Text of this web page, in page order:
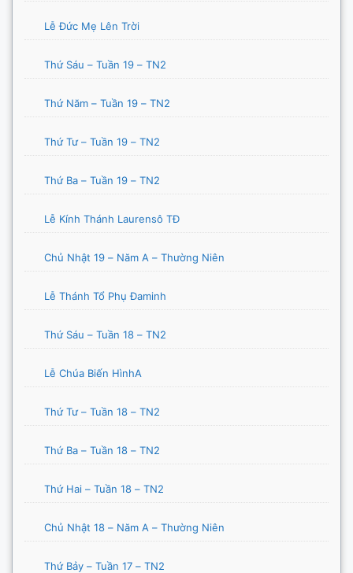
Lễ Đức Mẹ Lên Trời
Thứ Sáu – Tuần 19 – TN2
Thứ Năm – Tuần 19 – TN2
Thứ Tư – Tuần 19 – TN2
Thứ Ba – Tuần 19 – TN2
Lễ Kính Thánh Laurensô TĐ
Chủ Nhật 19 – Năm A – Thường Niên
Lễ Thánh Tổ Phụ Đaminh
Thứ Sáu – Tuần 18 – TN2
Lễ Chúa Biến HìnhA
Thứ Tư – Tuần 18 – TN2
Thứ Ba – Tuần 18 – TN2
Thứ Hai – Tuần 18 – TN2
Chủ Nhật 18 – Năm A – Thường Niên
Thứ Bảy – Tuần 17 – TN2